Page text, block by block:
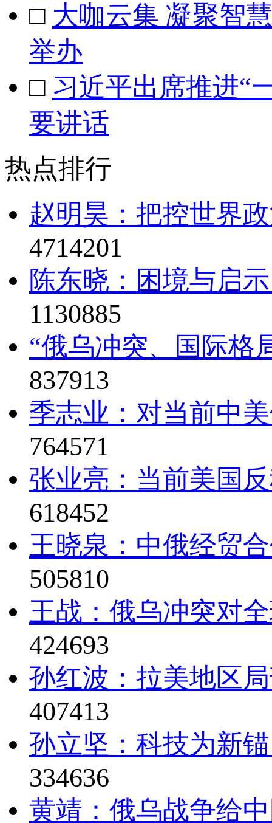
□ 大咖云集 凝聚智
举办
□ 习近平出席推进“
要讲话
热点排行
赵明昊：把控世界
4714201
陈东晓：困境与启
1130885
“俄乌冲突、国际格
837913
季志业：对当前中
764571
张业亮：当前美国
618452
王晓泉：中俄经贸
505810
王战：俄乌冲突对
424693
孙红波：拉美地区
407413
孙立坚：科技为新
334636
黄靖：俄乌战争给